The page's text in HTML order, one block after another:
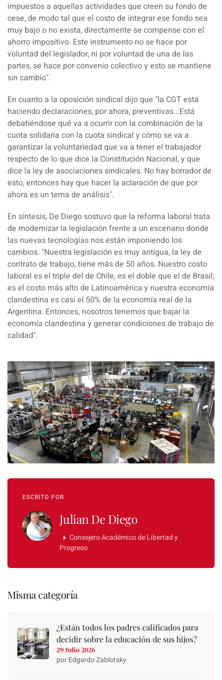
impuestos a aquellas actividades que creen su fondo de
cese, de modo tal que el costo de integrar ese fondo sea
muy bajo o no exista, directamente se compense con el
ahorro impositivo. Este instrumento no se hace por
voluntad del legislador, ni por voluntad de una de las
partes, se hace por convenio colectivo y esto se mantiene
sin cambio".
En cuanto a la oposición sindical dijo que "la CGTestá
haciendo declaraciones, por ahora, preventivas...Está
debatiéndose qué va a ocurrir con la combinación de la
cuota solidaria con la cuota sindical y cómo se va a
garantizar la voluntariedad que va a tener el trabajador
respecto de lo que dice la Constitución Nacional, y que
dice la ley de asociaciones sindicales. No hay borrador de
esto, entonces hay que hacer la aclaración de que por
ahora es un tema de análisis".
En síntesis, De Diego sostuvo que la reforma laboral trata
de modernizar la legislación frente a un escenario donde
las nuevas tecnologías nos están imponiendo los
cambios. "Nuestra legislación es muy antigua, la ley de
contrato de trabajo, tiene más de 50 años. Nuestro costo
laboral es el triple del de Chile, es el doble que el de Brasil;
es el costo más alto de Latinoamérica y nuestra economía
clandestina es casi el 50% de la economía real de la
Argentina. Entonces, nosotros tenemos que bajar la
economía clandestina y generar condiciones de trabajo de
calidad".
ESCRITO POR
Julian De Diego
Consejero Académico de Libertad y
Progreso
Misma categoría
¿Están todos los padres calificados para
decidir sobre la educación de sus hijos?
29 Julio 2026
por Edgardo Zablotsky